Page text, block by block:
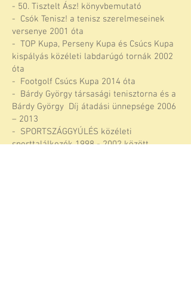
- 50. Tisztelt Ász! könyvbemutató
- Csók Tenisz! a tenisz szerelmeseinek
versenye 2001 óta
- TOP Kupa, Perseny Kupa és Csúcs Kupa
kispályás közéleti labdarúgó tornák 2002
óta
- Footgolf Csúcs Kupa 2014 óta
- Bárdy György társasági tenisztorna és a
Bárdy György Díj átadási ünnepsége 2006
– 2013
- SPORTSZÁGGYÚLÉS közéleti
sporttalálkozók1998 - 2002között